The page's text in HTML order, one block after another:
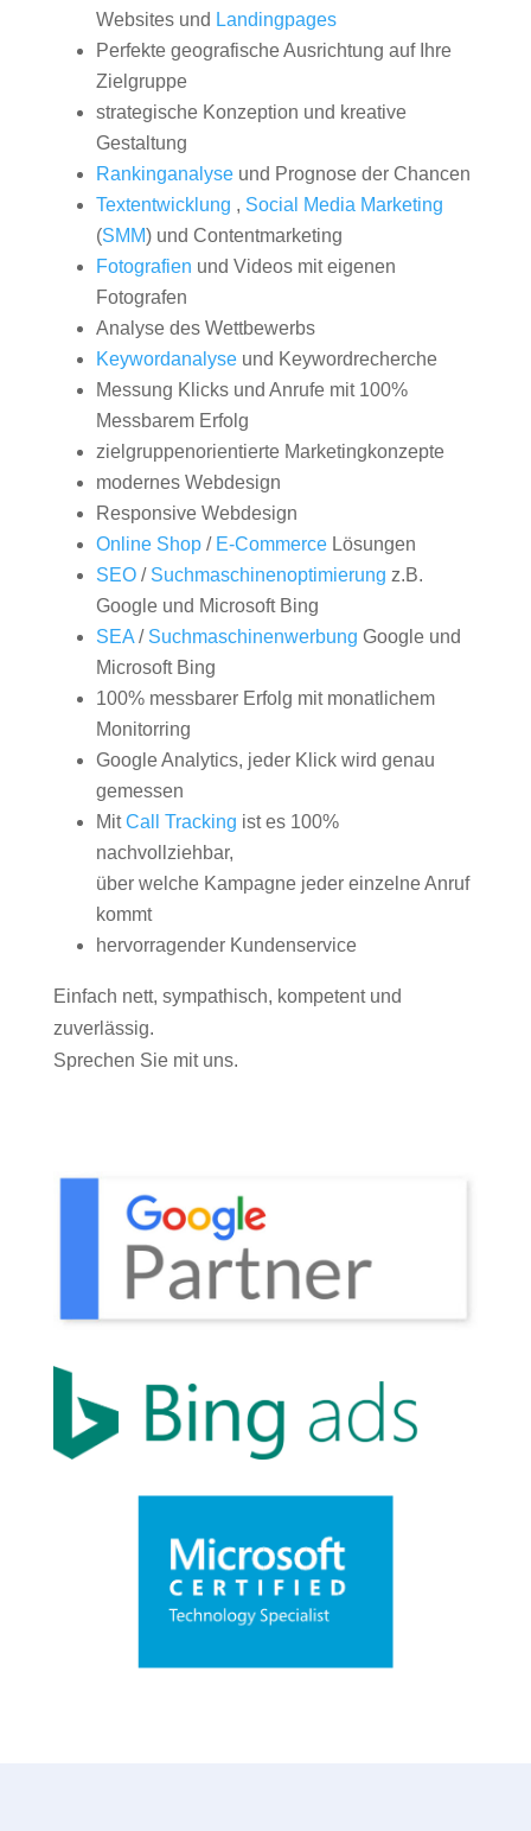
Websites und Landingpages
Perfekte geografische Ausrichtung auf Ihre
Zielgruppe
strategische Konzeption und kreative
Gestaltung
Rankinganalyseund Prognose der Chancen
Textentwicklung , Social Media Marketing
(SMM) und Contentmarketing
Fotografien und Videos mit eigenen
Fotografen
Analyse des Wettbewerbs
Keywordanalyseund Keywordrecherche
Messung Klicks und Anrufe mit 100%
Messbarem Erfolg
zielgruppenorientierte Marketingkonzepte
modernes Webdesign
Responsive Webdesign
Online Shop/ E-CommerceLösungen
SEO/ Suchmaschinenoptimierung z.B.
Google und Microsoft Bing
SEA/ Suchmaschinenwerbung Google und
Microsoft Bing
100% messbarer Erfolg mit monatlichem
Monitorring
Google Analytics, jeder Klick wird genau
gemessen
MitCall Tracking ist es 100%
nachvollziehbar,
über welche Kampagne jeder einzelne Anruf
kommt
hervorragender Kundenservice
Einfach nett, sympathisch, kompetent und
zuverlässig.
Sprechen Sie mit uns.